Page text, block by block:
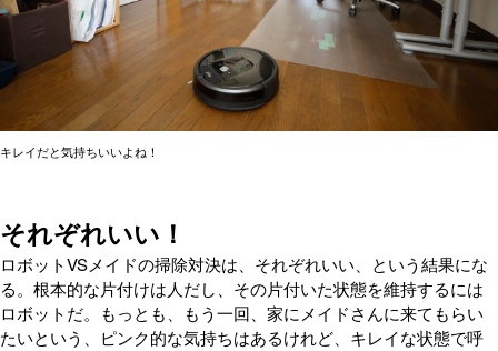
キレイだと気持ちいいよね！
それぞれいい！
ロボットVSメイドの掃除対決は、それぞれいい、という結果にな
る。根本的な片付けは人だし、その片付いた状態を維持するには
ロボットだ。もっとも、もう一回、家にメイドさんに来てもらい
たいという、ピンク的な気持ちはあるけれど、キレイな状態で呼